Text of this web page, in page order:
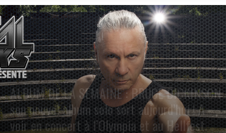
NEWS Tendance
ALBUM DE LA SEMAINE : BRUCE DICKINSON
son nouvel album solo sort aujourd’hui ! A
voir en concert à l’Olympia et au Hellfest.